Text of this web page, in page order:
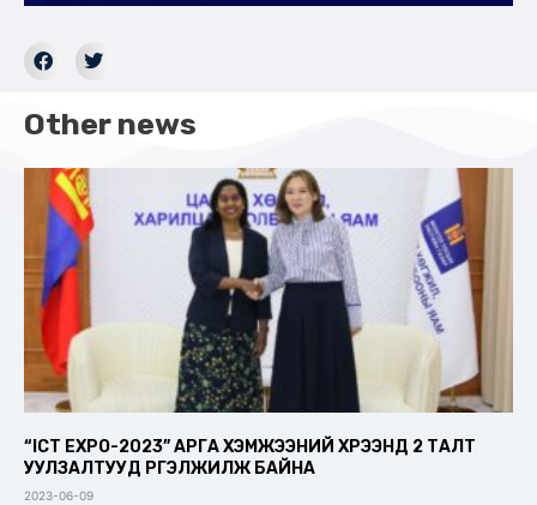
Other news
“ICT EXPO-2023” АРГА ХЭМЖЭЭНИЙ ХҮРЭЭНД 2 ТАЛТ
УУЛЗАЛТУУД ҮРГЭЛЖИЛЖ БАЙНА
2023-06-09